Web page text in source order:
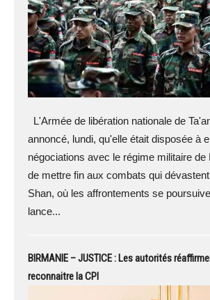
L'Armée de libération nationale de
annoncé, lundi, qu'elle était disposée à
négociations avec le régime militaire de
de mettre fin aux combats qui
Shan, où les affrontements se
lance...
BIRMANIE – JUSTICE : Les autorités
reconnaitre la CPI